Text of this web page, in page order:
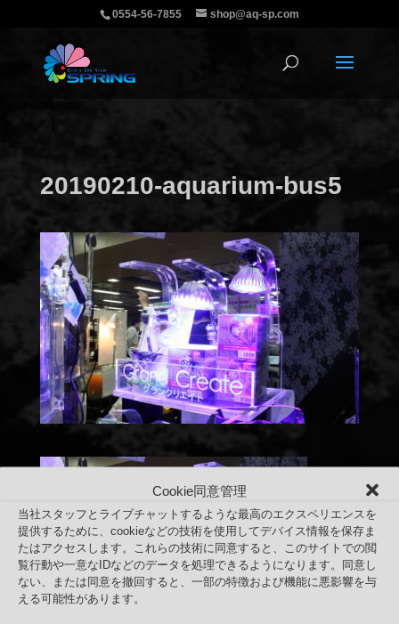
Cookie同意管理
当社スタッフとライブチャットするような最高のエクスペリエンスを
提供するために、cookieなどの技術を使用してデバイス情報を保存ま
たはアクセスします。これらの技術に同意すると、このサイトでの閲
覧行動や一意なIDなどのデータを処理できるようになります。同意し
ない、または同意を撤回すると、一部の特徴および機能に悪影響を与
える可能性があります。
0554-56-7855 shop@aq-sp.com
20190210-aquarium-bus5